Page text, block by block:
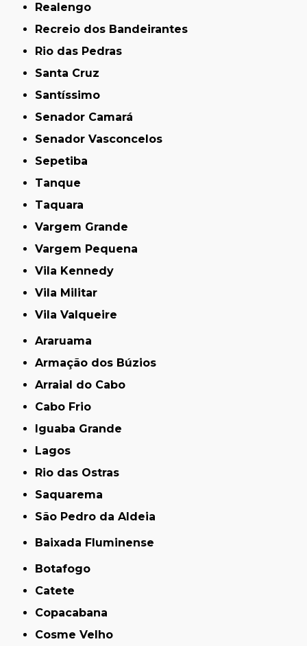
Realengo
Recreio dos Bandeirantes
Rio das Pedras
Santa Cruz
Santíssimo
Senador Camará
Senador Vasconcelos
Sepetiba
Tanque
Taquara
Vargem Grande
Vargem Pequena
Vila Kennedy
Vila Militar
Vila Valqueire
Araruama
Armação dos Búzios
Arraial do Cabo
Cabo Frio
Iguaba Grande
Lagos
Rio das Ostras
Saquarema
São Pedro da Aldeia
Baixada Fluminense
Botafogo
Catete
Copacabana
Cosme Velho